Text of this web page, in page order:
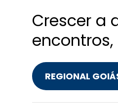
Crescer a
REGIONAL